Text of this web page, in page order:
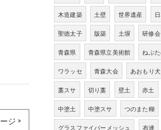
ジ >
木造建築 土壁 世界遺産
聖徳太子 版築 土塀 研修会
青森県 青森県立美術館 ねぶ
ワラッセ 青森大会 あおもり犬
藁スサ 切り藁 壁土 赤土
中塗土 中塗スサ つのまた糊
グラスファイバーメッシュ 布連